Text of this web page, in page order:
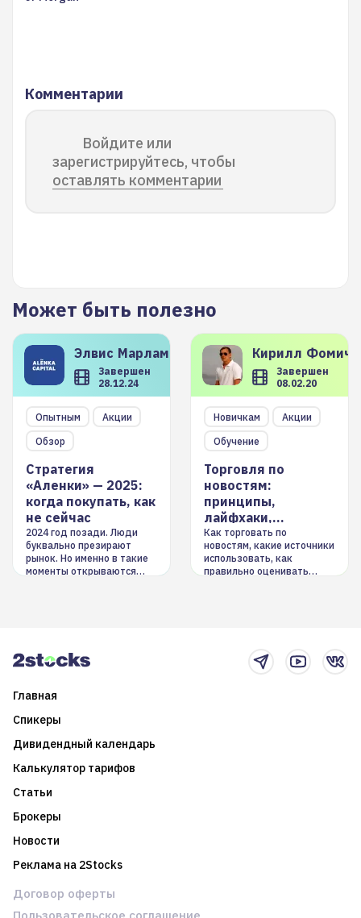
Комментарии
Войдите или
зарегистрируйтесь, чтобы
оставлять комментарии
Может быть полезно
Элвис Марламов
Завершен
28.12.24
Опытным
Акции
Обзор
Стратегия
«Аленки» — 2025:
когда покупать, как
не сейчас
2024 год позади. Люди
буквально презирают
рынок. Но именно в такие
моменты открываются
Кирилл
Завершен
08.02.20
Новичкам
Акции
Обучение
Торговля по
новостям:
принципы,
лайфхаки,
инструменты
Как торговать по
новостям, какие источники
использовать, как
правильно оценивать
Главная
Спикеры
Дивидендный календарь
Калькулятор тарифов
Статьи
Брокеры
Новости
Реклама на 2Stocks
Договор оферты